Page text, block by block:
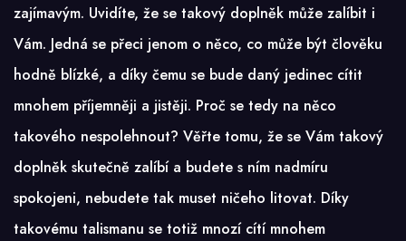
zajímavým. Uvidíte, že se takový doplněk může zalíbit i
Vám. Jedná se přeci jenom o něco, co může být člověku
hodně blízké, a díky čemu se bude daný jedinec cítit
mnohem příjemněji a jistěji. Proč se tedy na něco
takového nespolehnout? Věřte tomu, že se Vám takový
doplněk skutečně zalíbí a budete s ním nadmíru
spokojeni, nebudete tak muset ničeho litovat. Díky
takovému talismanu se totiž mnozí cítí mnohem